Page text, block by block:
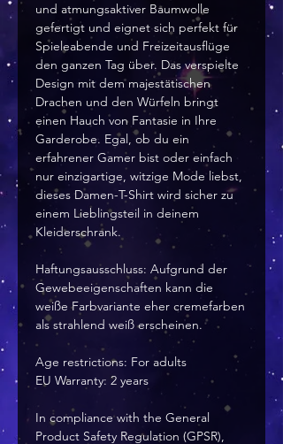
und atmungsaktiver Baumwolle
gefertigt und eignet sich perfekt für
Spieleabende und Freizeitausflüge
den ganzen Tag über. Das verspielte
Design mit dem majestätischen
Drachen und den Würfeln bringt
einen Hauch von Fantasie in Ihre
Garderobe. Egal, ob du ein
erfahrener Gamer bist oder einfach
nur einzigartige, witzige Mode liebst,
dieses Damen-T-Shirt wird sicher zu
einem Lieblingsteil in deinem
Kleiderschrank.
Haftungsausschluss: Aufgrund der
Gewebeeigenschaften kann die
weiße Farbvariante eher cremefarben
als strahlend weiß erscheinen.
Age restrictions: For adults
EU Warranty: 2 years
In compliance with the General
Product Safety Regulation (GPSR),